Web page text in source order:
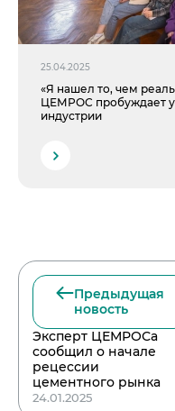
25.04.2025
«Я нашел то, чем
ЦЕМРОС пробуждает
индустрии
Предыдущая
новость
Эксперт ЦЕМРОСа
сообщил о начале
рецессии
цементного рынка
24.01.2025